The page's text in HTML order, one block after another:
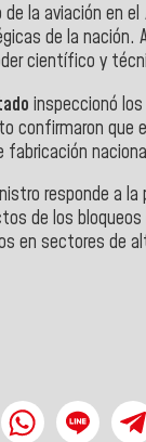
la aviación en el
de la
científico y
inspeccionó
que
responde a
de los
en sectores de